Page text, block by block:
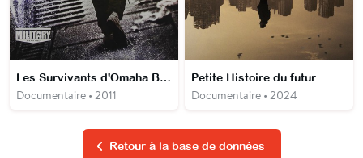
Les Survivants d'Omaha Beach
Documentaire • 2011
Petite Histoire du futur
Documentaire • 2024
Retour à la base de données